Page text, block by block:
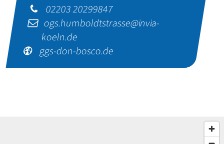
02203 20299847
ogs.humboldtstrasse@invia-
koeln.de
ggs-don-bosco.de